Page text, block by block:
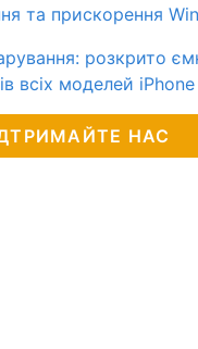
та прискорення
розкрито
всіх моделей iPhone
НАС